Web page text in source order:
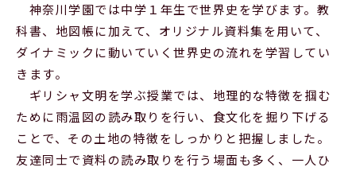
神奈川学園では中学１年生で世界史を学びます。教
科書、地図帳に加えて、オリジナル資料集を用いて、
ダイナミックに動いていく世界史の流れを学習してい
きます。
ギリシャ文明を学ぶ授業では、地理的な特徴を掴む
ために雨温図の読み取りを行い、食文化を掘り下げる
ことで、その土地の特徴をしっかりと把握しました。
友達同士で資料の読み取りを行う場面も多く、一人ひ